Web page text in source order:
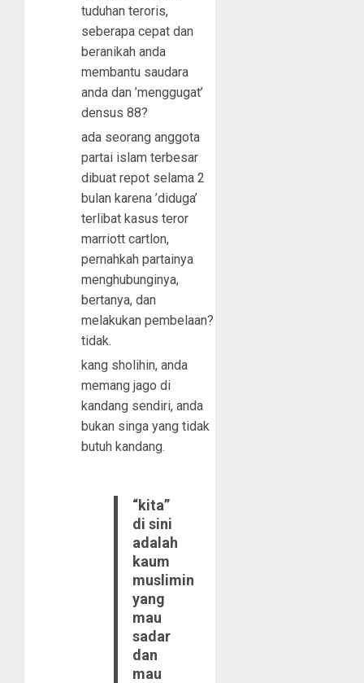
tuduhan teroris,
seberapa cepat dan
beranikah anda
membantu saudara
anda dan ’menggugat’
densus 88?
ada seorang anggota
partai islam terbesar
dibuat repot selama 2
bulan karena ’diduga’
terlibat kasus teror
marriott cartlon,
pernahkah partainya
menghubunginya,
bertanya, dan
melakukan pembelaan?
tidak.
kang sholihin, anda
memang jago di
kandang sendiri, anda
bukan singa yang tidak
butuh kandang.
“kita”
di sini
adalah
kaum
muslimin
yang
mau
sadar
dan
mau